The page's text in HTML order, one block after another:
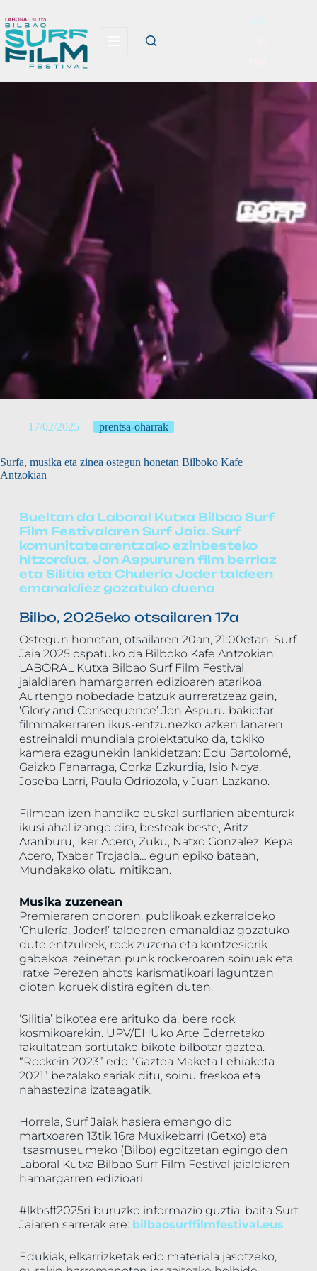
eus
17/02/2025 prentsa-oharrak
Surfa, musika eta zinea ostegun honetan Bilboko Kafe
Antzokian
Bueltan da Laboral Kutxa Bilbao Surf
Film Festivalaren Surf Jaia. Surf
komunitatearentzako ezinbesteko
hitzordua, Jon Aspururen film berriaz
eta Silitia eta Chulería Joder taldeen
emanaldiez gozatuko duena
Bilbo, 2025eko otsailaren 17a
Ostegun honetan, otsailaren 20an, 21:00etan, Surf
Jaia 2025 ospatuko da Bilboko Kafe Antzokian.
LABORAL Kutxa Bilbao Surf Film Festival
jaialdiaren hamargarren edizioaren atarikoa.
Aurtengo nobedade batzuk aurreratzeaz gain,
‘Glory and Consequence’ Jon Aspuru bakiotar
filmmakerraren ikus-entzunezko azken lanaren
estreinaldi mundiala proiektatuko da, tokiko
kamera ezagunekin lankidetzan: Edu Bartolomé,
Gaizko Fanarraga, Gorka Ezkurdia, Isio Noya,
Joseba Larri, Paula Odriozola, y Juan Lazkano.
Filmean izen handiko euskal surflarien abenturak
ikusi ahal izango dira, besteak beste, Aritz
Aranburu, Iker Acero, Zuku, Natxo Gonzalez, Kepa
Acero, Txaber Trojaola… egun epiko batean,
Mundakako olatu mitikoan.
Musika zuzenean
Premieraren ondoren, publikoak ezkerraldeko
‘Chulería, Joder!’ taldearen emanaldiaz gozatuko
dute entzuleek, rock zuzena eta kontzesiorik
gabekoa, zeinetan punk rockeroaren soinuek eta
Iratxe Perezen ahots karismatikoari laguntzen
dioten koruek distira egiten duten.
‘Silitia’ bikotea ere arituko da, bere rock
kosmikoarekin. UPV/EHUko Arte Ederretako
fakultatean sortutako bikote bilbotar gaztea.
“Rockein 2023” edo “Gaztea Maketa Lehiaketa
2021” bezalako sariak ditu, soinu freskoa eta
nahastezina izateagatik.
Horrela, Surf Jaiak hasiera emango dio
martxoaren 13tik 16ra Muxikebarri (Getxo) eta
Itsasmuseumeko (Bilbo) egoitzetan egingo den
Laboral Kutxa Bilbao Surf Film Festival jaialdiaren
hamargarren edizioari.
#lkbsff2025ri buruzko informazio guztia, baita Surf
Jaiaren sarrerak ere: bilbaosurffilmfestival.eus
Edukiak, elkarrizketak edo materiala jasotzeko,